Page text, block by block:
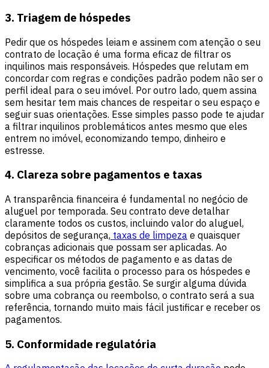
3. Triagem de hóspedes
Pedir que os hóspedes leiam e assinem com atenção o seu
contrato de locação é uma forma eficaz de filtrar os
inquilinos mais responsáveis. Hóspedes que relutam em
concordar com regras e condições padrão podem não ser o
perfil ideal para o seu imóvel. Por outro lado, quem assina
sem hesitar tem mais chances de respeitar o seu espaço e
seguir suas orientações. Esse simples passo pode te ajudar
a filtrar inquilinos problemáticos antes mesmo que eles
entrem no imóvel, economizando tempo, dinheiro e
estresse.
4. Clareza sobre pagamentos e taxas
A transparência financeira é fundamental no negócio de
aluguel por temporada. Seu contrato deve detalhar
claramente todos os custos, incluindo valor do aluguel,
depósitos de segurança, taxas de limpeza e quaisquer
cobranças adicionais que possam ser aplicadas. Ao
especificar os métodos de pagamento e as datas de
vencimento, você facilita o processo para os hóspedes e
simplifica a sua própria gestão. Se surgir alguma dúvida
sobre uma cobrança ou reembolso, o contrato será a sua
referência, tornando muito mais fácil justificar e receber os
pagamentos.
5. Conformidade regulatória